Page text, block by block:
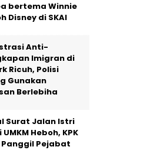
bertema Winnie
Disney di SKAI
Anti-
Imigran di
Ricuh, Polisi
Gunakan
Berlebiha
Surat Jalan Istri
Heboh, KPK
Pejabat